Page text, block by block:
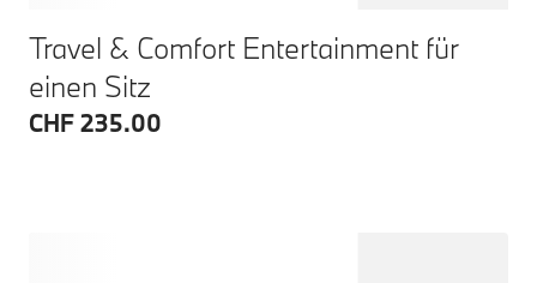
Travel & Comfort Entertainment für
einen Sitz
CHF 235.00